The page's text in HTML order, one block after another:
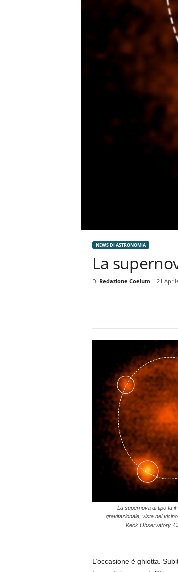
NEWS DI ASTRONOMIA
La
Di Redazione Coelum - 21
La supernova di tipo Ia
gravitazionale, vista nel
Keck Observatory.
L’occasione è ghiotta.